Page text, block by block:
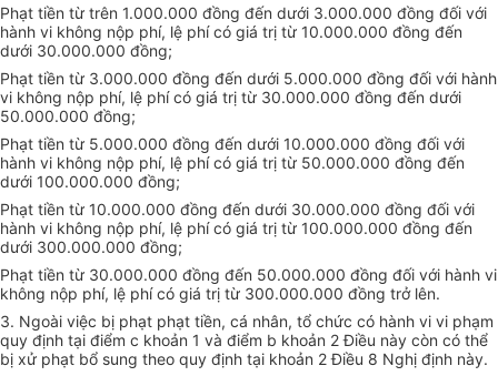
Phạt tiền từ trên 1.000.000 đồng đến dưới 3.000.000 đồng đối với
hành vi không nộp phí, lệ phí có giá trị từ 10.000.000 đồng đến
dưới 30.000.000 đồng;
Phạt tiền từ 3.000.000 đồng đến dưới 5.000.000 đồng đối với hành
vi không nộp phí, lệ phí có giá trị từ 30.000.000 đồng đến dưới
50.000.000 đồng;
Phạt tiền từ 5.000.000 đồng đến dưới 10.000.000 đồng đối với
hành vi không nộp phí, lệ phí có giá trị từ 50.000.000 đồng đến
dưới 100.000.000 đồng;
Phạt tiền từ 10.000.000 đồng đến dưới 30.000.000 đồng đối với
hành vi không nộp phí, lệ phí có giá trị từ 100.000.000 đồng đến
dưới 300.000.000 đồng;
Phạt tiền từ 30.000.000 đồng đến 50.000.000 đồng đối với hành vi
không nộp phí, lệ phí có giá trị từ 300.000.000 đồng trở lên.
3. Ngoài việc bị phạt phạt tiền, cá nhân, tổ chức có hành vi vi phạm
quy định tại điểm c khoản 1 và điểm b khoản 2 Điều này còn có thể
bị xử phạt bổ sung theo quy định tại khoản 2 Điều 8 Nghị định này.